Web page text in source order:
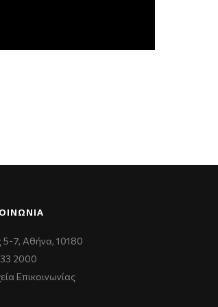
5-7, Αθήνα, 10180
2000
Επικοινωνίας